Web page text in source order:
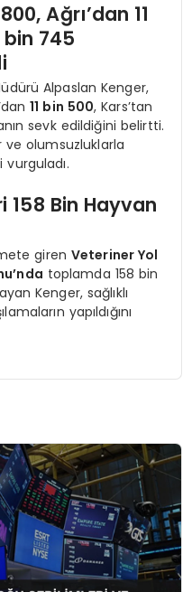
Ağrı’dan 11
bin 745
Alpaslan Kenger,
11 bin 500, Kars’tan
sevk edildiğini belirtti.
ve olumsuzluklarla
158 Bin Hayvan
giren Veteriner Yol
toplamda 158 bin
Kenger, sağlıklı
yapıldığını